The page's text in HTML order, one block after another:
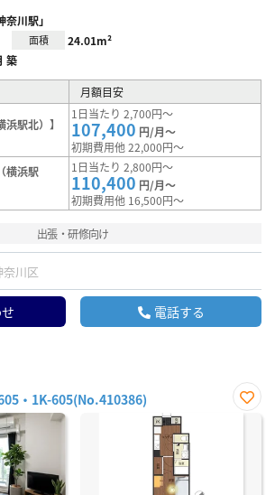
川駅」
面積 24.01m²
築
月額目安
駅北）】
1日当たり 2,700円～
107,400 円/月～
初期費用他 22,000円～
横浜駅
1日当たり 2,800円～
110,400 円/月～
初期費用他 16,500円～
出張・研修向け
川区
電話する
・1K-605(No.410386)
お気